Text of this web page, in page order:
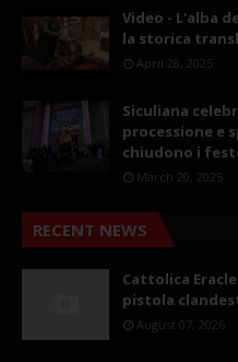
Video - L'alba
la storica
April 28, 2025
Siculiana
processione e
chiudono i
March 20, 2025
RECENT NEWS
Cattolica
pistola
August 07, 2026